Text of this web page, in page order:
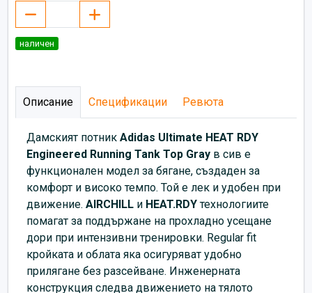
наличен
Описание Спецификации Ревюта
Дамският потник Adidas Ultimate HEAT RDY
Engineered Running Tank Top Gray в сив е
функционален модел за бягане, създаден за
комфорт и високо темпо. Той е лек и удобен при
движение. AIRCHILL и HEAT.RDYтехнологиите
помагат за поддържане на прохладно усещане
дори при интензивни тренировки. Regular fit
кройката и облата яка осигуряват удобно
прилягане без разсейване. Инженерната
конструкция следва движението на тялото